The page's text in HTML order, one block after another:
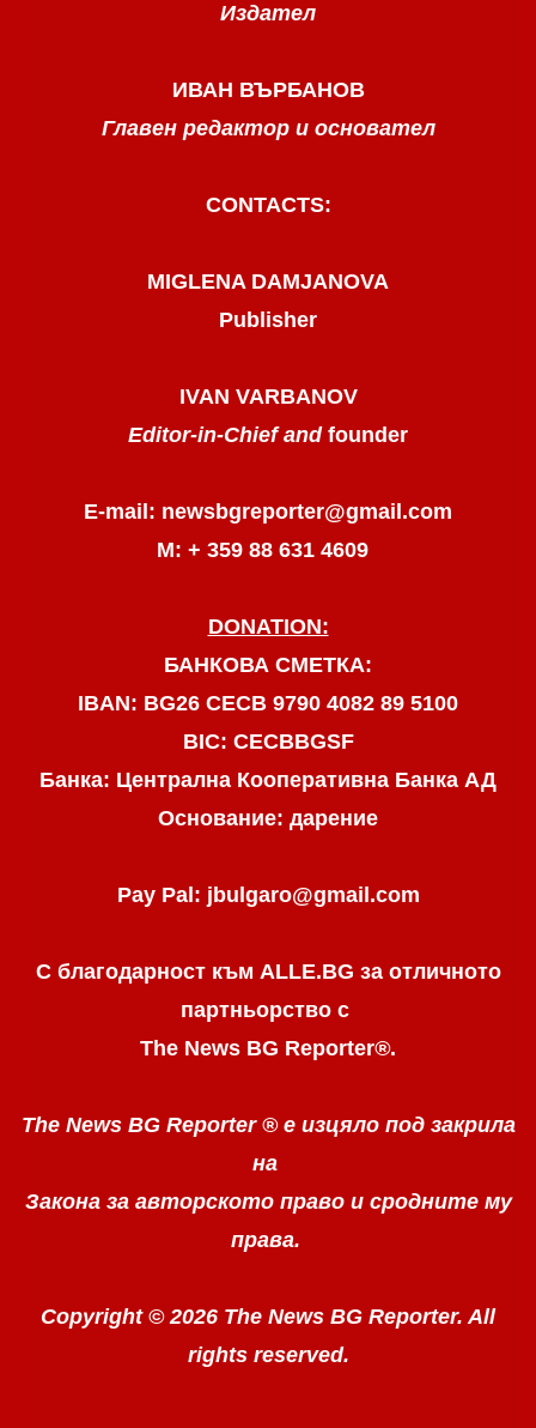
Издател
ИВАН ВЪРБАНОВ
Главен редактор и основател
CONTACTS:
MIGLENA DAMJANOVA
Publisher
IVAN VARBANOV
Editor-in-Chief and founder
E-mail: newsbgreporter@gmail.com
М: + 359 88 631 4609
DONATION:
БАНКОВА СМЕТКА:
IBAN: BG26 CECB 9790 4082 89 5100
BIC: CECBBGSF
Банка: Централна Кооперативна Банка АД
Основание: дарение
Pay Pal: jbulgaro@gmail.com
С благодарност към ALLE.BG за отличното
партньорство с
The News BG Reporter®.
The News BG Reporter ® е изцяло под закрила
на
Закона за авторското право и сродните му
права.
Copyright © 2026 The News BG Reporter. All
rights reserved.